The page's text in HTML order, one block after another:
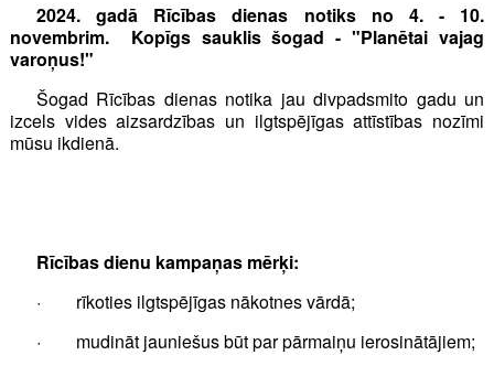
2024. gadā Rīcības dienas notiks no 4. - 10.
novembrim. Kopīgs sauklis šogad - "Planētai vajag
varoņus!"
Šogad Rīcības dienas notika jau divpadsmito gadu un
izcels vides aizsardzības un ilgtspējīgas attīstības nozīmi
mūsu ikdienā.
Rīcības dienu kampaņas mērķi:
· rīkoties ilgtspējīgas nākotnes vārdā;
· mudināt jauniešus būt par pārmaiņu ierosinātājiem;